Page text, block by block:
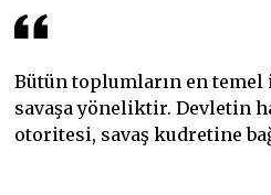
Bütün toplumların en temel
savaşa yöneliktir. Devletin
otoritesi, savaş kudretine